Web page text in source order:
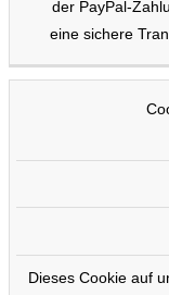
der PayPal-
eine sichere
Dieses Cookie auf